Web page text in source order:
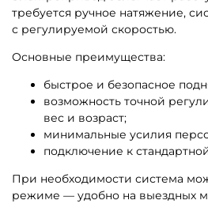
требуется ручное натяжение,
с регулируемой скоростью.
Основные преимущества:
быстрое и безопасное
возможность точной
вес и возраст;
минимальные усилия
подключение к
При необходимости система
режиме — удобно на выездных